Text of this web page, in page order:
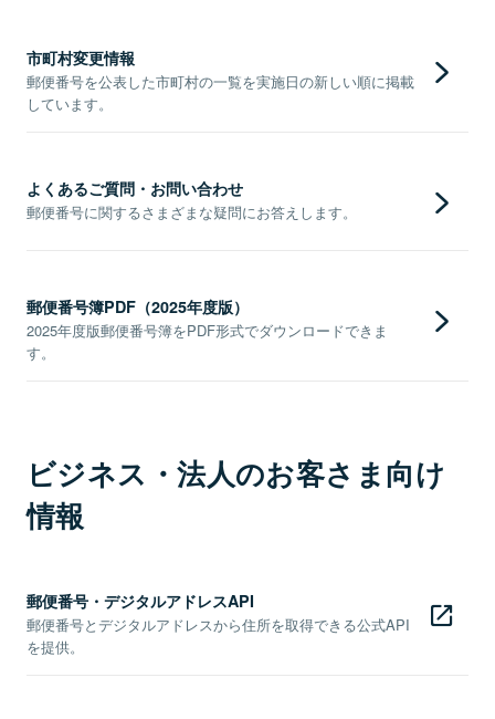
市町村変更情報
郵便番号を公表した市町村の一覧を実施日の新しい順に掲載
しています。
よくあるご質問・お問い合わせ
郵便番号に関するさまざまな疑問にお答えします。
郵便番号簿PDF（2025年度版）
2025年度版郵便番号簿をPDF形式でダウンロードできま
す。
ビジネス・法人のお客さま向け
情報
郵便番号・デジタルアドレスAPI
郵便番号とデジタルアドレスから住所を取得できる公式API
を提供。